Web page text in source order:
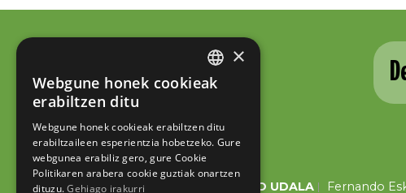
ESKORIATZAKO UDALA Fernando
BASQUE
SPANISH
×
Webgune honek cookieak
erabiltzen ditu
Webgune honek cookieak erabiltzen ditu
erabiltzaileen esperientzia hobetzeko. Gure
webgunea erabiliz gero, gure Cookie
Politikaren arabera cookie guztiak onartzen
dituzu. Gehiago irakurri